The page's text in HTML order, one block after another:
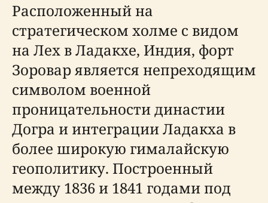
Расположенный на
стратегическом холме с видом
на Лех в Ладакхе, Индия, форт
Зоровар является непреходящим
символом военной
проницательности династии
Догра и интеграции Ладакха в
более широкую гималайскую
геополитику. Построенный
между 1836 и 1841 годами под